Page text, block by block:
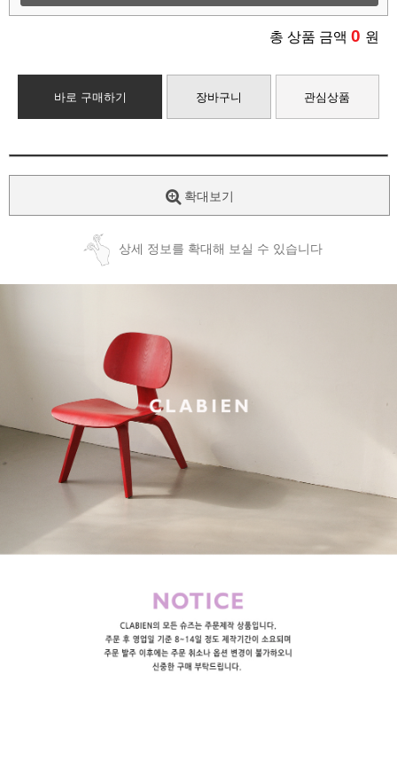
총 상품 금액 0 원
바로 구매하기 장바구니 관심상품
확대보기
상세 정보를 확대해 보실 수 있습니다